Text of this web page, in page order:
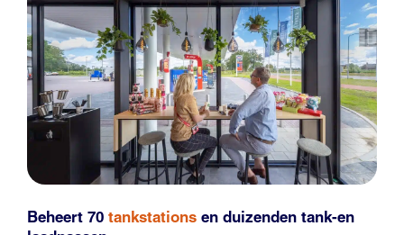
Beheert 70 tankstations en duizenden tank-en